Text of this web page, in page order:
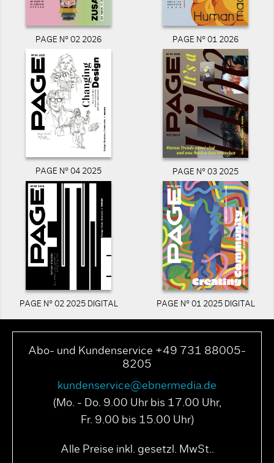
PAGE N° 02 2026 PAGE N° 01 2026
PAGE N° 04 2025 PAGE N° 03 2025
PAGE N° 02 2025 DIGITAL PAGE N° 01 2025 DIGITAL
Abo- und Kundenservice +49 731 88005-
8205
kundenservice@ebnermedia.de
(Mo. - Do. 9.00 Uhr bis 17.00 Uhr,
Fr. 9.00 bis 15.00 Uhr)
Alle Preise inkl. gesetzl. MwSt..